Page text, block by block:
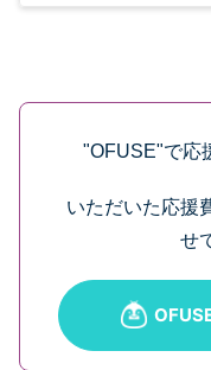
"OFUSE"で応
いただいた応援
せ